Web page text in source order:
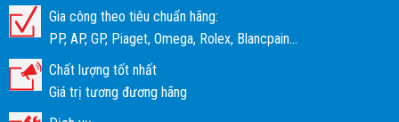
Gia công theo tiêu chuẩn hãng:
PP, AP, GP, Piaget, Omega, Rolex, Blancpain...
Chất lượng tốt nhất
Giá trị tương đương hãng